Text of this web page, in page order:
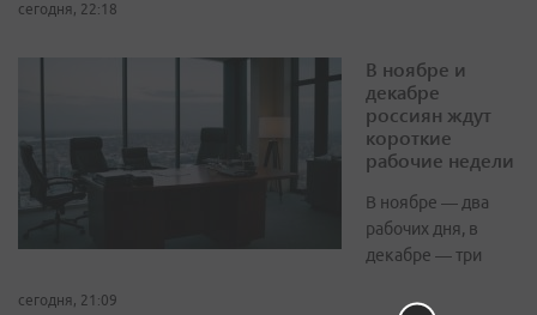
сегодня, 22:18
В ноябре и
декабре
россиян ждут
короткие
рабочие недели
В ноябре — два
рабочих дня, в
декабре — три
сегодня, 21:09